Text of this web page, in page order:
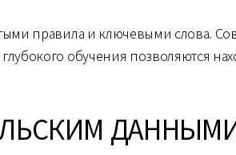
правила и ключевыми слова.
обучения позволяются